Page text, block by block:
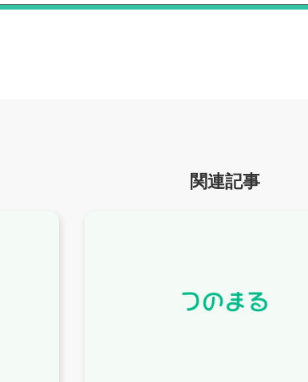
関連記事